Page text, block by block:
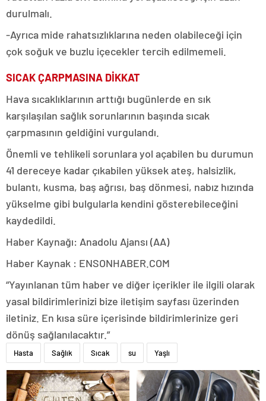
durulmalı.
-Ayrıca mide rahatsızlıklarına neden olabileceği için
çok soğuk ve buzlu içecekler tercih edilmemeli.
SICAK ÇARPMASINA DİKKAT
Hava sıcaklıklarının arttığı bugünlerde en sık
karşılaşılan sağlık sorunlarının başında sıcak
çarpmasının geldiğini vurgulandı.
Önemli ve tehlikeli sorunlara yol açabilen bu durumun
41 dereceye kadar çıkabilen yüksek ateş, halsizlik,
bulantı, kusma, baş ağrısı, baş dönmesi, nabız hızında
yükselme gibi bulgularla kendini gösterebileceğini
kaydedildi.
Haber Kaynağı: Anadolu Ajansı (AA)
Haber Kaynak : ENSONHABER.COM
“Yayınlanan tüm haber ve diğer içerikler ile ilgili olarak
yasal bildirimlerinizi bize iletişim sayfası üzerinden
iletiniz. En kısa süre içerisinde bildirimlerinize geri
dönüş sağlanılacaktır.”
Hasta Sağlık Sıcak su Yaşlı